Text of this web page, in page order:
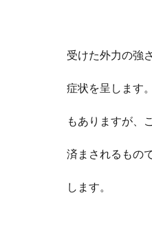
受けた外力の強
症状を呈します
もありますが、
済まされるもの
します。